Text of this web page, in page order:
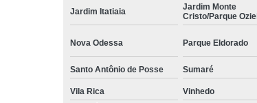
Jardim Itatiaia
Jardim Monte
Cristo/Parque Oziel
Nova Odessa Parque Eldorado
Santo Antônio de Posse Sumaré
Vila Rica Vinhedo